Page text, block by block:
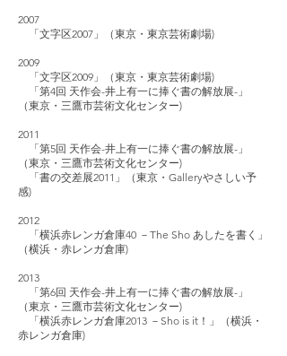
2007
「文字区2007」（東京・東京芸術劇場)
2009
「文字区2009」（東京・東京芸術劇場)
「第4回 天作会-井上有一に捧ぐ書の解放展-」
（東京・三鷹市芸術文化センター)
2011
「第5回 天作会-井上有一に捧ぐ書の解放展-」
（東京・三鷹市芸術文化センター)
「書の交差展2011」（東京・Galleryやさしい予
感)
2012
「横浜赤レンガ倉庫40 －The Sho あしたを書く」
（横浜・赤レンガ倉庫)
2013
「第6回 天作会-井上有一に捧ぐ書の解放展-」
（東京・三鷹市芸術文化センター)
「横浜赤レンガ倉庫2013 －Sho is it！」（横浜・
赤レンガ倉庫)